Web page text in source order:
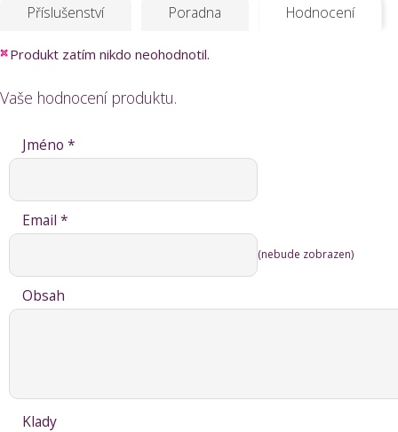
Příslušenství Poradna Hodnocení
Produkt zatím nikdo neohodnotil.
Vaše hodnocení produktu.
Jméno *
Email *
(nebude zobrazen)
Obsah
Klady